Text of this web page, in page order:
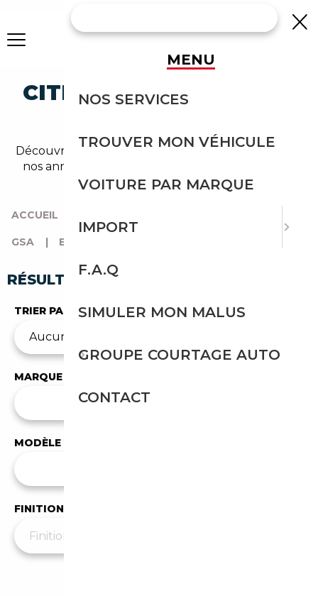
CITROEN GSA ESSENCE
Découvrez un large choix de citroen essence dans
nos annonces de gsa. Un import sans effort avec
Courtage Auto.
ACCUEIL
GSA | ESSENCE
RÉSULTATS DE VOTRE RECHERCHE
TRIER PAR
MARQUE
Citroen
MODÈLE
FINITION
MENU
NOS SERVICES
TROUVER MON VÉHICULE
VOITURE PAR MARQUE
IMPORT
F.A.Q
SIMULER MON MALUS
GROUPE COURTAGE AUTO
CONTACT